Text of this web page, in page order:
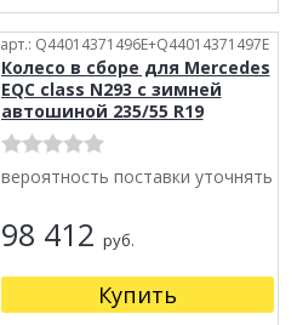
арт.: Q44014371496E+Q44014371497E
Колесо в сборе для Mercedes
EQC class N293 с зимней
автошиной 235/55 R19
вероятность поставки уточнять
98 412 руб.
Купить